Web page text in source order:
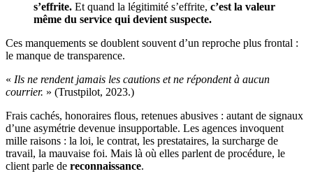
s’effrite. Et quand la légitimité s’effrite, c’est la valeur
même du service qui devient suspecte.
Ces manquements se doublent souvent d’un reproche plus frontal :
le manque de transparence.
« Ils ne rendent jamais les cautions et ne répondent à aucun
courrier. » (Trustpilot, 2023.)
Frais cachés, honoraires flous, retenues abusives : autant de signaux
d’une asymétrie devenue insupportable. Les agences invoquent
mille raisons : la loi, le contrat, les prestataires, la surcharge de
travail, la mauvaise foi. Mais là où elles parlent de procédure, le
client parle de reconnaissance.